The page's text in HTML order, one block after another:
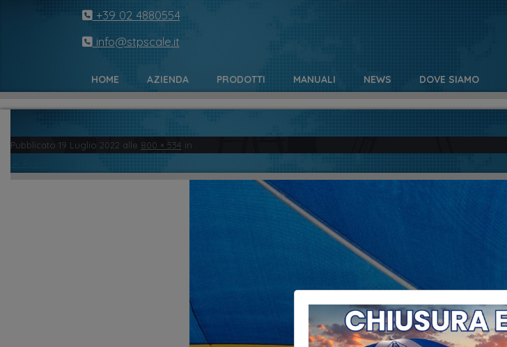
+39 02 4880554
info@stpscale.it
HOME AZIENDA PRODOTTI MANUALI NEWS DOVE SIAMO
Pubblicato 19 Luglio 2022 alle 800 × 534 in